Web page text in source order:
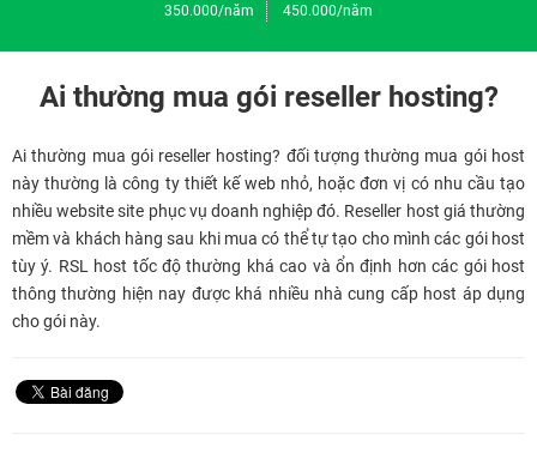
350.000/năm 450.000/năm
Ai thường mua gói reseller hosting?
Ai thường mua gói reseller hosting? đối tượng thường mua gói host
này thường là công ty thiết kế web nhỏ, hoặc đơn vị có nhu cầu tạo
nhiều website site phục vụ doanh nghiệp đó. Reseller host giá thường
mềm và khách hàng sau khi mua có thể tự tạo cho mình các gói host
tùy ý. RSL host tốc độ thường khá cao và ổn định hơn các gói host
thông thường hiện nay được khá nhiều nhà cung cấp host áp dụng
cho gói này.